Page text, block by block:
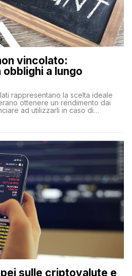
vincolato:
a lungo
rappresentano la scelta ideale
ottenere un rendimento dai
ad utilizzarli in caso di
forme vincolate tradizionali,
funzionano […]
sulle criptovalute e